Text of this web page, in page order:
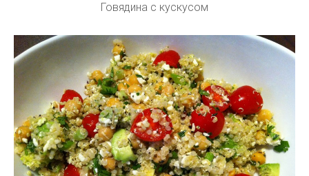
Говядина с кускусом